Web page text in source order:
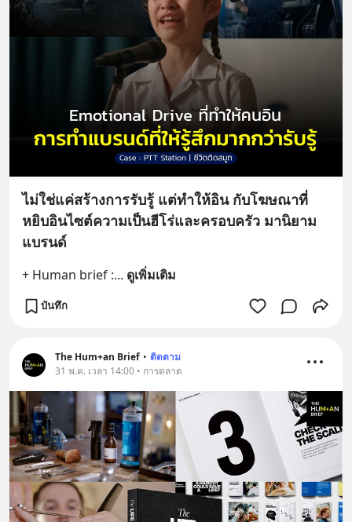
ไม่ใช่แค่สร้างการรับรู้ แต่ทำให้อิน กับโฆษณาที่
หยิบอินไซต์ความเป็นฮีโร่และครอบครัว มานิยาม
แบรนด์
+ Human brief :... ดูเพิ่มเติม
บันทึก
The Hum+an Brief • ติดตาม
31 พ.ค. เวลา 14:00 • การตลาด